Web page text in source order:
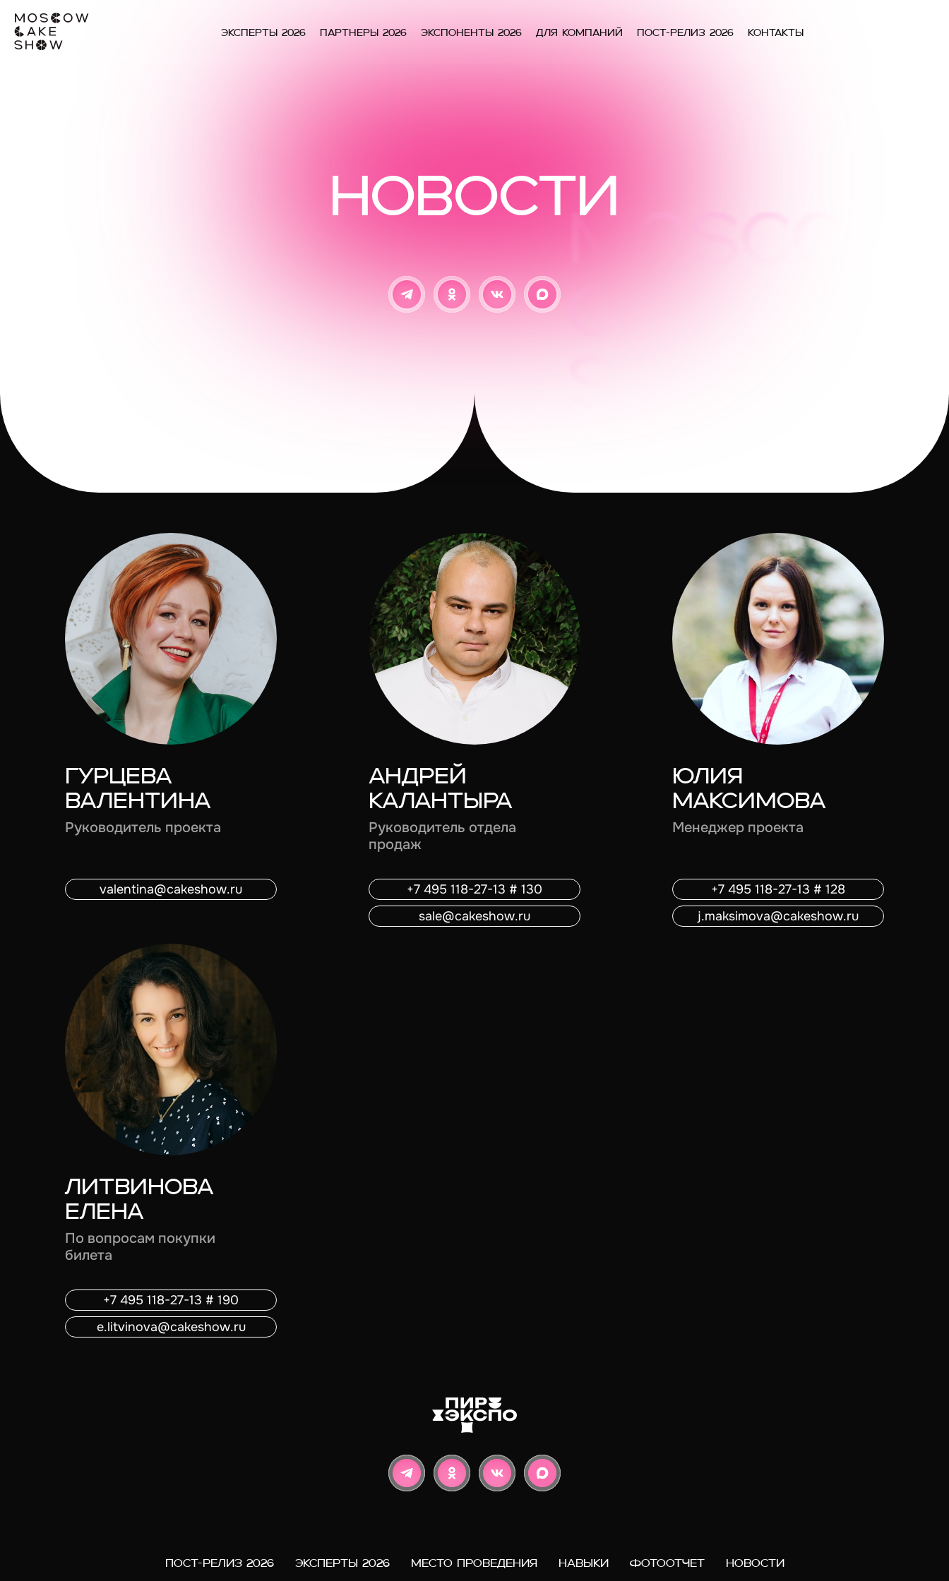
Эксперты 2026 Партнеры 2026 Экспоненты 2026 Для компаний ПОСТ-РЕЛИЗ 2026 Контакты
НОВОСТИ
ГУРЦЕВА
ВАЛЕНТИНА
Руководитель проекта
valentina@cakeshow.ru
АНДРЕЙ
КАЛАНТЫРА
Руководитель отдела
продаж
+7 495 118-27-13 # 130
sale@cakeshow.ru
ЮЛИЯ
МАКСИМОВА
Менеджер проекта
+7 495 118-27-13 # 128
j.maksimova@cakeshow.ru
ЛИТВИНОВА
ЕЛЕНА
По вопросам покупки
билета
+7 495 118-27-13 # 190
e.litvinova@cakeshow.ru
ПОСТ-РЕЛИЗ 2026 ЭКСПЕРТЫ 2026 МЕСТО ПРОВЕДЕНИЯ НАВЫКИ ФОТООТЧЕТ НОВОСТИ